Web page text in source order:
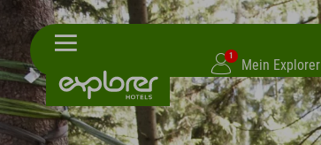
1
Mein Explorer